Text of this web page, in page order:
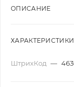
ОПИСАНИЕ
ХАРАКТЕРИСТИКИ
ШтрихКод —